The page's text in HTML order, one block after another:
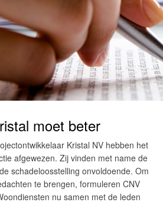
moet beter
Kristal NV hebben het
afgewezen. Zij vinden met name de
schadeloosstelling onvoldoende. Om
te brengen, formuleren CNV
nu samen met de leden